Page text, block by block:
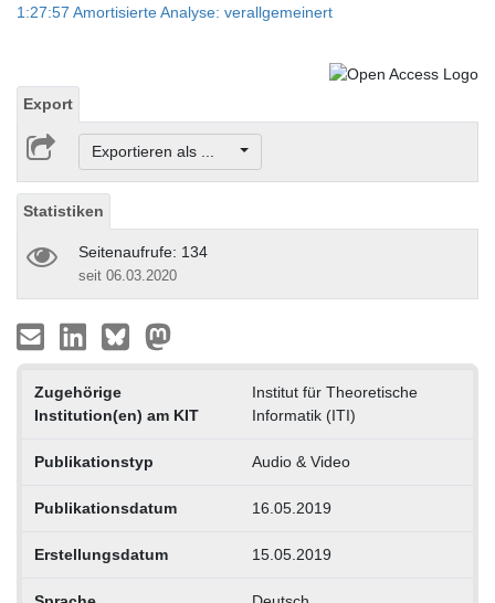
1:27:57 Amortisierte Analyse: verallgemeinert
Export
Exportieren als ...
Statistiken
Seitenaufrufe: 134
seit 06.03.2020
Zugehörige
Institution(en) am KIT
Institut für Theoretische
Informatik (ITI)
Publikationstyp Audio & Video
Publikationsdatum 16.05.2019
Erstellungsdatum 15.05.2019